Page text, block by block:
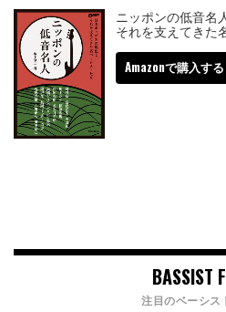
ニッポンの低音名
それを支えてきた
Amazonで購入する
BASSIST
注目のベーシス